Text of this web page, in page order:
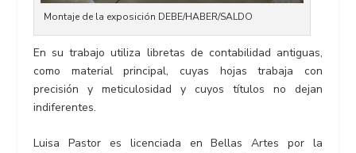
Montaje de la exposición DEBE/HABER/SALDO
En su trabajo utiliza libretas de contabilidad antiguas,
como material principal, cuyas hojas trabaja con
precisión y meticulosidad y cuyos títulos no dejan
indiferentes.
Luisa Pastor es licenciada en Bellas Artes por la